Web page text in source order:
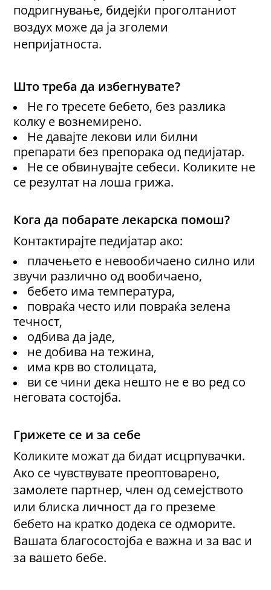
подригнување, бидејќи проголтаниот
воздух може да ја зголеми
непријатноста.
Што треба да избегнувате?
Не го тресете бебето, без разлика
колку е вознемирено.
Не давајте лекови или билни
препарати без препорака од педијатар.
Не се обвинувајте себеси. Коликите не
се резултат на лоша грижа.
Кога да побарате лекарска помош?
Контактирајте педијатар ако:
плачењето е невообичаено силно или
звучи различно од вообичаено,
бебето има температура,
повраќа често или повраќа зелена
течност,
одбива да јаде,
не добива на тежина,
има крв во столицата,
ви се чини дека нешто не е во ред со
неговата состојба.
Грижете се и за себе
Коликите можат да бидат исцрпувачки.
Ако се чувствувате преоптоварено,
замолете партнер, член од семејството
или блиска личност да го преземе
бебето на кратко додека се одморите.
Вашата благосостојба е важна и за вас и
за вашето бебе.